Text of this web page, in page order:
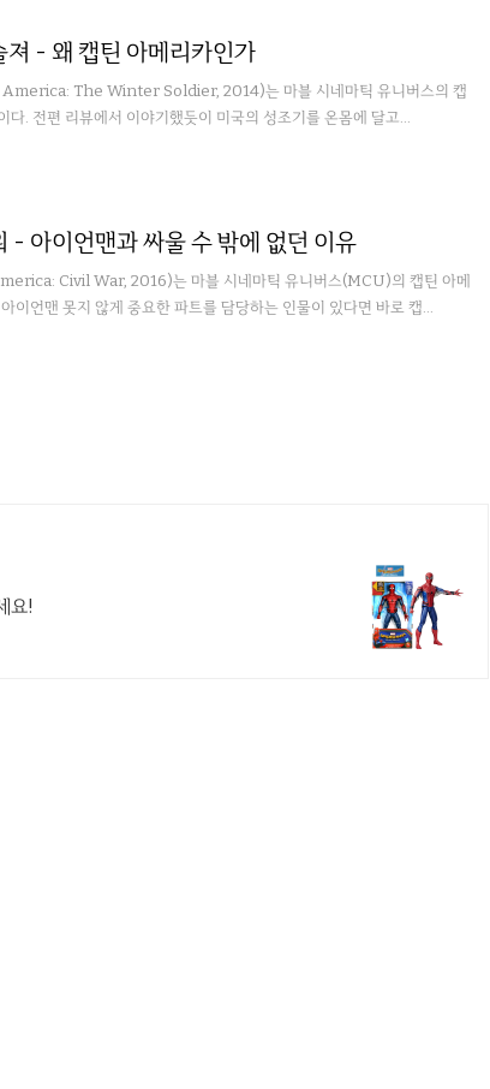
져 - 왜 캡틴 아메리카인가
America: The Winter Soldier, 2014)는 마블 시네마틱 유니버스의 캡
다. 전편 리뷰에서 이야기했듯이 미국의 성조기를 온몸에 달고...
- 아이언맨과 싸울 수 밖에 없던 이유
Civil War, 2016)는 마블 시네마틱 유니버스(MCU)의 캡틴 아메
이언맨 못지 않게 중요한 파트를 담당하는 인물이 있다면 바로 캡...
요!